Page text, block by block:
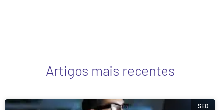
Artigos mais recentes
SEO